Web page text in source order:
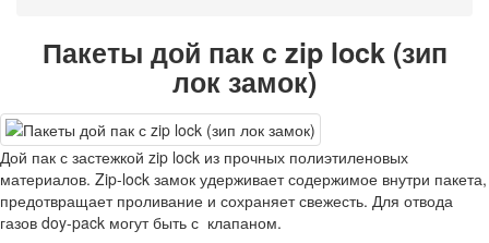
Пакеты дой пак с zip lock (зип
лок замок)
Дой пак с застежкой zip lock из прочных полиэтиленовых
материалов. Zip-lock замок удерживает содержимое внутри пакета,
предотвращает проливание и сохраняет свежесть. Для отвода
газов doy-pack могут быть с клапаном.